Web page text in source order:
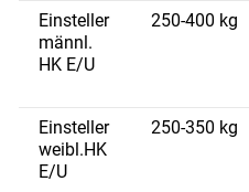
Einsteller
männl.
HK E/U
250-400 kg
Einsteller
weibl.HK
E/U
250-350 kg